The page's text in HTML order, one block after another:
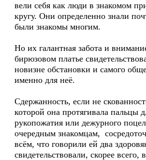
вели себя как люди в знакомом
кругу. Они определенно знали
были знакомы многим.
Но их галантная забота и
бирюзовом платье
новизне обстановки и самого
именно для неё.
Сдержанность, если не
которой она протягивала пальцы
рукопожатия или дежурного
очередным знакомцам,
всём, что говорили ей два
свидетельствовали, скорее всего,